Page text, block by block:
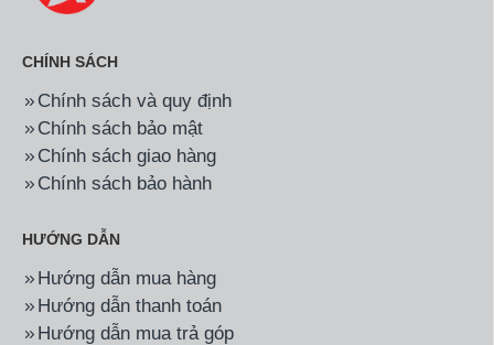
CHÍNH SÁCH
Chính sách và quy định
Chính sách bảo mật
Chính sách giao hàng
Chính sách bảo hành
HƯỚNG DẪN
Hướng dẫn mua hàng
Hướng dẫn thanh toán
Hướng dẫn mua trả góp